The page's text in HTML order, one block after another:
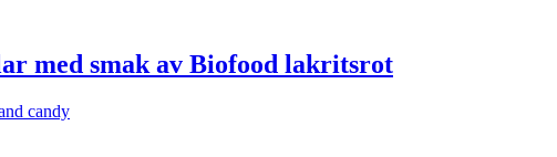
med smak av Biofood lakritsrot
candy